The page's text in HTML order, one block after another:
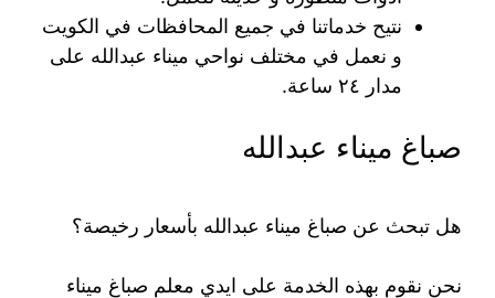
نتيح خدماتنا في جميع المحافظات في الكويت
و نعمل في مختلف نواحي ميناء عبدالله على
مدار ٢٤ ساعة.
صباغ ميناء عبدالله
هل تبحث عن صباغ ميناء عبدالله بأسعار رخيصة؟
نحن نقوم بهذه الخدمة على ايدي معلم صباغ ميناء